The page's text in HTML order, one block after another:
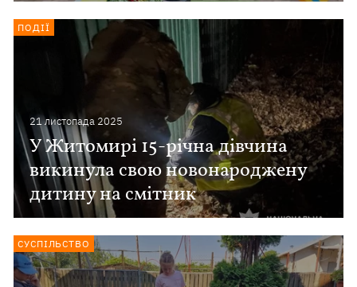
21 листопада 2025
У Житомирі 15-річна дівчина
викинула свою новонароджену
дитину на смітник
ПОДІЇ
СУСПІЛЬСТВО